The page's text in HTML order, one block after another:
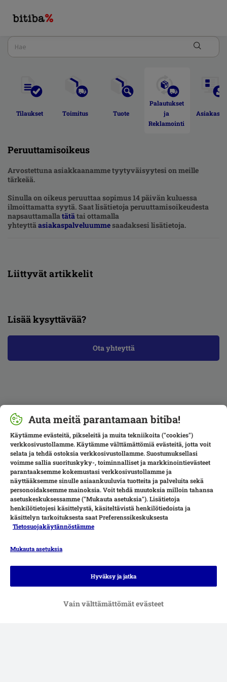
Tilaukset Toimitus Tuote
Palautukset
ja
Reklamointi
Peruuttamisoikeus
Arvostettuna asiakkaanamme tyytyväisyytesi on meille
tärkeää.
Sinulla on oikeus peruuttaa sopimus 14 päivän kuluessa
ilmoittamatta syytä. Saat lisätietoja peruuttamisoikeudesta
napsauttamallatätätai ottamalla
yhteyttäasiakaspalveluummesaadaksesi lisätietoja.
Liittyvät artikkelit
Lisää kysyttävää?
Ota yhteyttä
Maksutavat
Auta meitä parantamaan bitiba!
Käytämme evästeitä, pikseleitä ja muita tekniikoita ("cookies")
verkkosivustollamme. Käytämme välttämättömiä evästeitä, jotta voit
selata ja tehdä ostoksia verkkosivustollamme. Suostumuksellasi
voimme sallia suorituskyky-, toiminnalliset ja markkinointievästeet
parantaaksemme kokemustasi verkkosivustollamme ja
näyttääksemme sinulle asiaankuuluvia tuotteita ja palveluita sekä
personoidaksemme mainoksia. Voit tehdä muutoksia milloin tahansa
asetuskeskuksessamme ("Mukauta asetuksia"). Lisätietoja
henkilötietojesi käsittelystä, käsiteltävistä henkilötiedoista ja
käsittelyn tarkoituksesta saat Preferenssikeskuksesta
Tietosuojakäytännöstämme
Mukauta asetuksia
Vain välttämättömät evästeet
Hyväksy ja jatka